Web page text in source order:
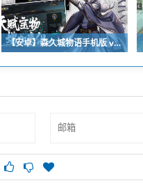
【安卓】森久城物语手机版 v1.1 安卓免费版